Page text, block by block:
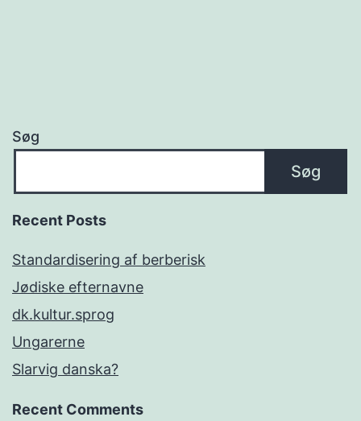
Søg
Søg
Recent Posts
Standardisering af berberisk
Jødiske efternavne
dk.kultur.sprog
Ungarerne
Slarvig danska?
Recent Comments